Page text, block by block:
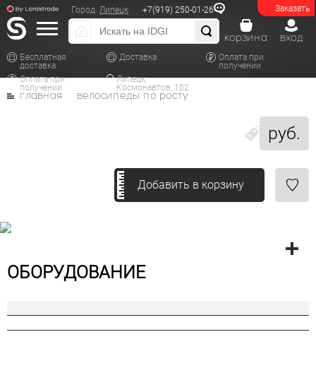
Заказать
Город: Липецк +7(919) 250-01-26
Бесплатная
доставка
Доставка
Оплата при
получении
Оплата при
получении
Липецк,
Космонавтов, 102
вход
корзина
руб.
главная велосипеды по росту
Добавить в корзину
ОБОРУДОВАНИЕ